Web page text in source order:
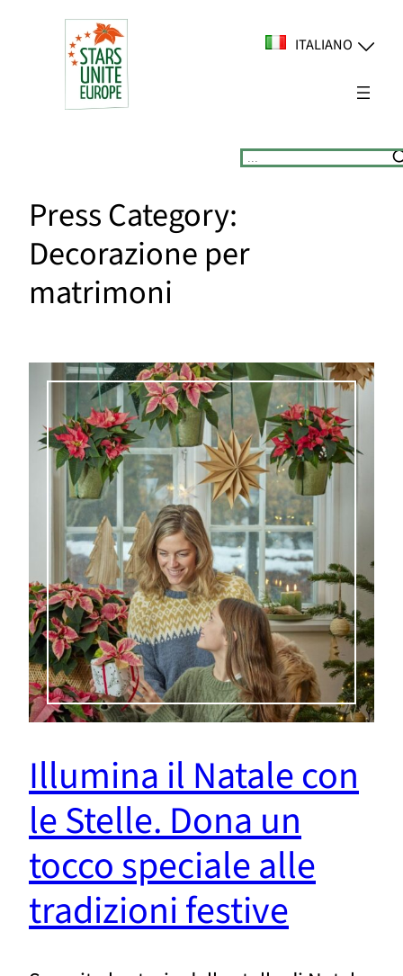
contenuto
ITALIANO
Suchen
Press Category:
Decorazione per
matrimoni
Illumina il Natale con
le Stelle. Dona un
tocco speciale alle
tradizioni festive